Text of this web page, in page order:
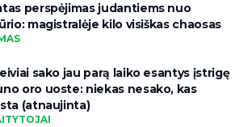
perspėjimas judantiems nuo
magistralėje kilo visiškas chaosas
sako jau parą laiko esantys įstrigę
oro uoste: niekas nesako, kas
(atnaujinta)